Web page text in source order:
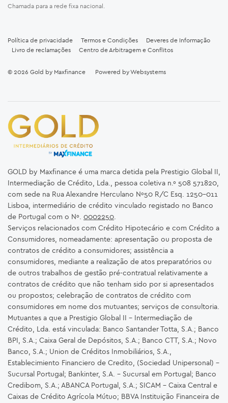
Chamada para a rede fixa nacional.
Política de privacidade Termos e Condições
Deveres de Informação
Livro de reclamações
Centro de Arbitragem e Conflitos
© 2026 Gold by Maxfinance Powered byWebsystems
GOLD by Maxfinance é uma marca detida pela Prestigio Global II,
Intermediação de Crédito, Lda., pessoa coletiva n.º 508 571820,
com sede na Rua Alexandre Herculano Nº50 R/C Esq. 1250-011
Lisboa, intermediário de crédito vinculado registado no Banco
de Portugal com o Nº. 0002250.
Serviços relacionados com Crédito Hipotecário e com Crédito a
Consumidores, nomeadamente: apresentação ou proposta de
contratos de crédito a consumidores; assistência a
consumidores, mediante a realização de atos preparatórios ou
de outros trabalhos de gestão pré-contratual relativamente a
contratos de crédito que não tenham sido por si apresentados
ou propostos; celebração de contratos de crédito com
consumidores em nome dos mutuantes; serviços de consultoria.
Mutuantes a que a Prestigio Global II – Intermediação de
Crédito, Lda. está vinculada: Banco Santander Totta, S.A.; Banco
BPI, S.A.; Caixa Geral de Depósitos, S.A.; Banco CTT, S.A.; Novo
Banco, S.A.; Union de Créditos Inmobiliários, S.A.,
Establecimiento Financiero de Credito, (Sociedad Unipersonal) -
Sucursal Portugal; Bankinter, S.A. – Sucursal em Portugal; Banco
Credibom, S.A.; ABANCA Portugal, S.A.; SICAM - Caixa Central e
Caixas de Crédito Agrícola Mútuo; BBVA Instituição Financeira de